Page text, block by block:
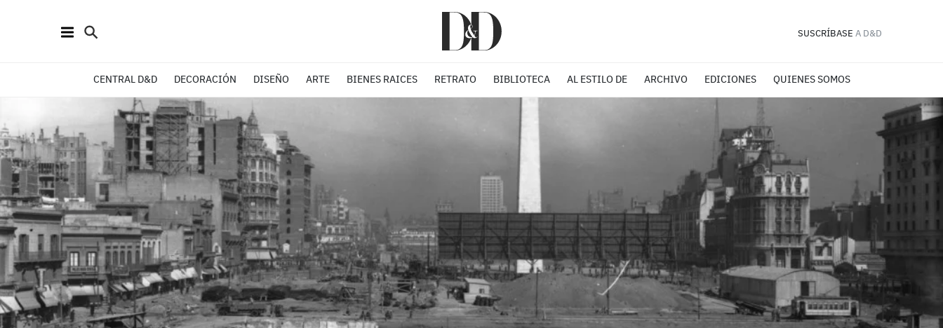
SUSCRÍBASE A D&D
CENTRAL D&D DECORACIÓN DISEÑO ARTE BIENES RAICES RETRATO BIBLIOTECA AL ESTILO DE ARCHIVO EDICIONES QUIENES SOMOS